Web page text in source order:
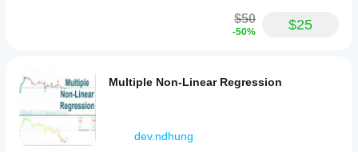
$50
-50% $25
Multiple Non-Linear Regression
dev.ndhung